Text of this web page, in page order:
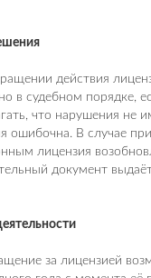
действия
в судебном порядке,
что нарушения не
ошибочна. В случае
лицензия
документ
за лицензией